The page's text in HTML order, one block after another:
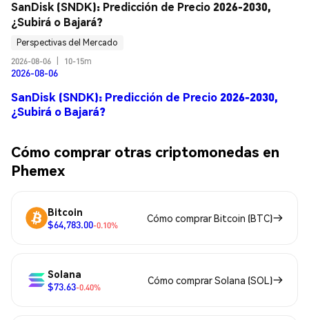
SanDisk (SNDK): Predicción de Precio 2026-2030,
¿Subirá o Bajará?
Perspectivas del Mercado
2026-08-06
10-15m
2026-08-06
SanDisk (SNDK): Predicción de Precio 2026-2030,
¿Subirá o Bajará?
Cómo comprar otras criptomonedas en
Phemex
Bitcoin
$64,783.00-0.10%
Cómo comprar Bitcoin (BTC)
Solana
$73.63-0.40%
Cómo comprar Solana (SOL)